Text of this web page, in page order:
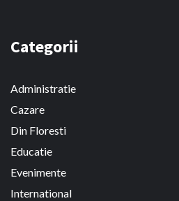
Categorii
Administratie
Cazare
Din Floresti
Educatie
Evenimente
International